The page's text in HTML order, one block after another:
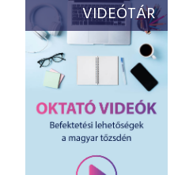
VIDEÓTÁR